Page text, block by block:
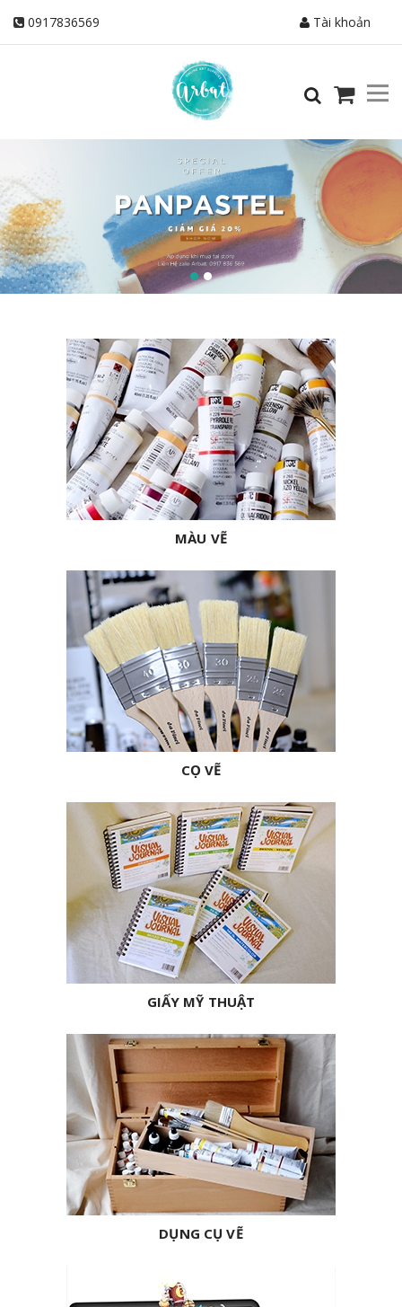
0917836569 Tài khoản
MÀU VẼ
CỌ VẼ
GIẤY MỸ THUẬT
DỤNG CỤ VẼ